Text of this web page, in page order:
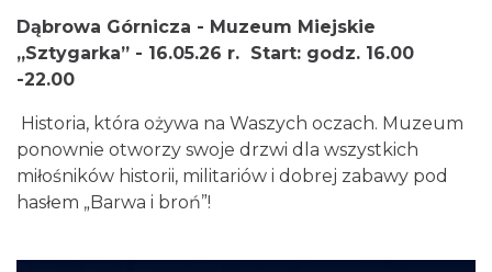
Dąbrowa Górnicza - Muzeum Miejskie
„Sztygarka” - 16.05.26 r. Start: godz. 16.00
-22.00
Historia, która ożywa na Waszych oczach. Muzeum
ponownie otworzy swoje drzwi dla wszystkich
miłośników historii, militariów i dobrej zabawy pod
hasłem „Barwa i broń”!